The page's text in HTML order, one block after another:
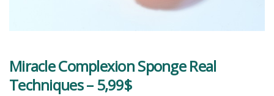
Miracle Complexion Sponge Real
Techniques – 5,99$